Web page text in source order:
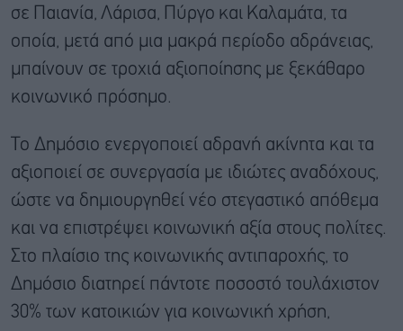
σε Παιανία, Λάρισα, Πύργο και Καλαμάτα, τα
οποία, μετά από μια μακρά περίοδο αδράνειας,
μπαίνουν σε τροχιά αξιοποίησης με ξεκάθαρο
κοινωνικό πρόσημο.
Το Δημόσιο ενεργοποιεί αδρανή ακίνητα και τα
αξιοποιεί σε συνεργασία με ιδιώτες αναδόχους,
ώστε να δημιουργηθεί νέο στεγαστικό απόθεμα
και να επιστρέψει κοινωνική αξία στους πολίτες.
Στο πλαίσιο της κοινωνικής αντιπαροχής, το
Δημόσιο διατηρεί πάντοτε ποσοστό τουλάχιστον
30% των κατοικιών για κοινωνική χρήση,